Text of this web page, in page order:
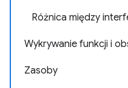
Różnica między
Wykrywanie funkcji i
Zasoby